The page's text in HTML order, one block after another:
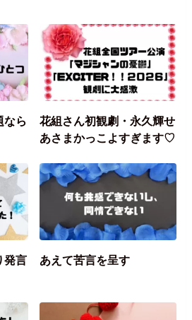
なら
花組さん初観劇・永久輝せ
あさまかっこよすぎます♡
発言
あえて苦言を呈す